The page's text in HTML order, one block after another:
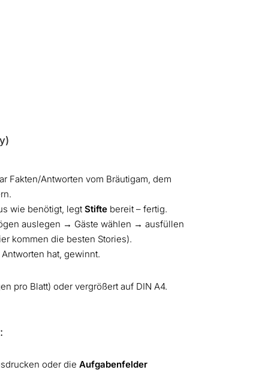
Fakten/Antworten vom Bräutigam, dem
wie benötigt, legt Stifte bereit – fertig.
auslegen → Gäste wählen → ausfüllen
kommen die besten Stories).
hat, gewinnt.
pro Blatt) oder vergrößert auf DIN A4.
oder die Aufgabenfelder